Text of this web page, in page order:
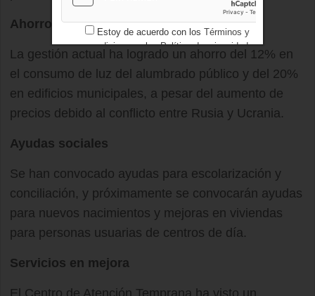
Ahorro y eficiencia
La gestión actual ha logrado un ahorro del 12% en
el consumo de luz del alumbrado público y del 20%
en edificios municipales, a pesar del aumento de
precios debido al conflicto entre Rusia y Ucrania.
Ayudas sociales
Se han convocado ayudas para escolarización y
conciliación, y próximamente se convocarán ayudas
para nuevos nacimientos y mejoras en viviendas
para personas usuarias de centros de día.
Servicios en mejora
Estoy de acuerdo con los Términos y
condicionesy losPolítica de privacidad